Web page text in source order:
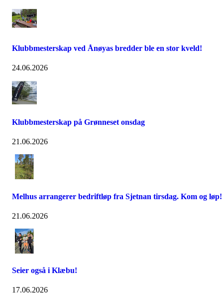
Klubbmesterskap ved Ånøyas bredder ble en stor kveld!
24.06.2026
Klubbmesterskap på Grønneset onsdag
21.06.2026
Melhus arrangerer bedriftløp fra Sjetnan tirsdag. Kom og løp!
21.06.2026
Seier også i Klæbu!
17.06.2026